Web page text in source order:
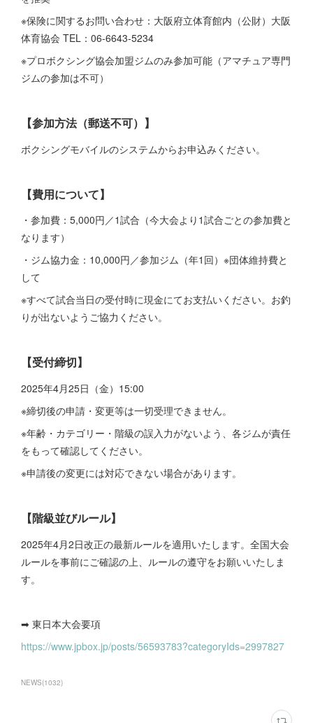
※保険に関するお問い合わせ：大阪府立体育館内（公財）大阪
体育協会 TEL：06-6643-5234
※プロボクシング協会加盟ジムのみ参加可能（アマチュア専門
ジムの参加は不可）
【参加方法（郵送不可）】
ボクシングモバイルのシステムからお申込みください。
【費用について】
・参加費：5,000円／1試合（今大会より1試合ごとの参加費と
なります）
・ジム協力金：10,000円／参加ジム（年1回）※団体維持費と
して
※すべて試合当日の受付時に現金にてお支払いください。お釣
りが出ないようご協力ください。
【受付締切】
2025年4月25日（金）15:00
※締切後の申請・変更等は一切受理できません。
※年齢・カテゴリー・階級の誤入力がないよう、各ジムが責任
をもって確認してください。
※申請後の変更には対応できない場合があります。
【階級並びルール】
2025年4月2日改正の最新ルールを適用いたします。全国大会
ルールを事前にご確認の上、ルールの遵守をお願いいたしま
す。
➡ 東日本大会要項
https://www.jpbox.jp/posts/56593783?categoryIds=2997827
NEWS(1032)